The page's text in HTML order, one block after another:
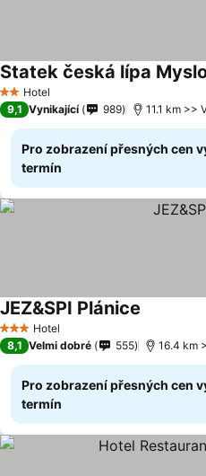
2 Počet hvězdiček
Hotel
Statek česká lípa
9,1 Vynikající 989 11.1 km >>
Pro zobrazení přesných cen
termín
3 Počet hvězdiček
Hotel
JEZ&SPI Plánice
8,1 Velmi dobré 555 16.4 km
Pro zobrazení přesných cen
termín